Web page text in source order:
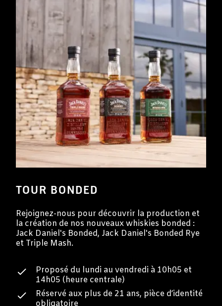
TOUR BONDED
Rejoignez-nous pour découvrir la production et
la création de nos nouveaux whiskies bonded :
Jack Daniel's Bonded, Jack Daniel's Bonded Rye
et Triple Mash.
Proposé du lundi au vendredi à 10h05 et
14h05 (heure centrale)
Réservé aux plus de 21 ans, pièce d’identité